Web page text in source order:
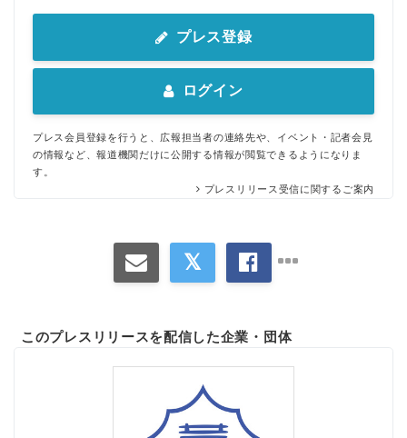
プレス登録
ログイン
プレス会員登録を行うと、広報担当者の連絡先や、イベント・記者会見
の情報など、報道機関だけに公開する情報が閲覧できるようになりま
す。
プレスリリース受信に関するご案内
このプレスリリースを配信した企業・団体